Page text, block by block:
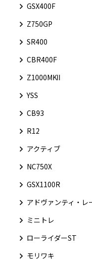
GSX400F
Z750GP
SR400
CBR400F
Z1000MKⅡ
YSS
CB93
R12
アクティブ
NC750X
GSX1100R
アドヴァンティ・レ
ミニトレ
ローライダーST
モリワキ